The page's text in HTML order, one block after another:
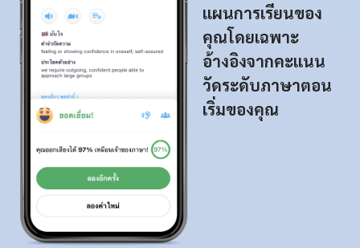
แผนการเรียนของ
คุณโดยเฉพาะ
อ้างอิงจากคะแนน
วัดระดับภาษาตอน
เริ่มของคุณ